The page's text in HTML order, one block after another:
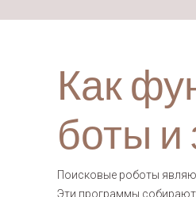
Как
боты и
Поисковые роботы
Эти программы собирают